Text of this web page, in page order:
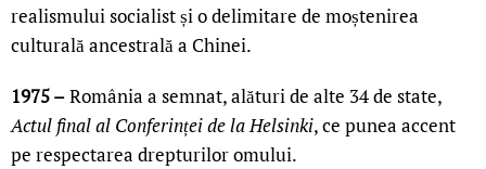
realismului socialist și o delimitare de moștenirea
culturală ancestrală a Chinei.
1975 –România a semnat, alături de alte 34 de state,
Actul final al Conferinței de la Helsinki, ce punea accent
pe respectarea drepturilor omului.